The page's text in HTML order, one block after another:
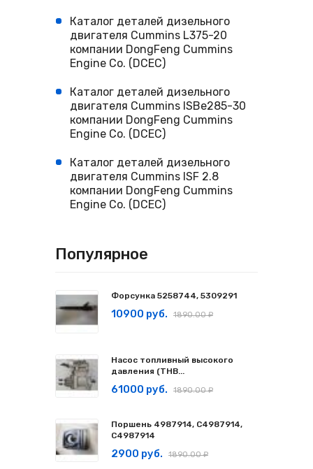
Каталог деталей дизельного
двигателя Cummins L375-20
компании DongFeng Cummins
Engine Co. (DCEC)
Каталог деталей дизельного
двигателя Cummins ISBe285-30
компании DongFeng Cummins
Engine Co. (DCEC)
Каталог деталей дизельного
двигателя Cummins ISF 2.8
компании DongFeng Cummins
Engine Co. (DCEC)
Популярное
Форсунка 5258744, 5309291
10900 руб. 1890.00 ₽
Насос топливный высокого
давления (ТНВ...
61000 руб. 1890.00 ₽
Поршень 4987914, C4987914,
С4987914
2900 руб. 1890.00 ₽